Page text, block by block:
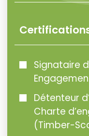
Signataire
Détenteur
Charte
(Timber-